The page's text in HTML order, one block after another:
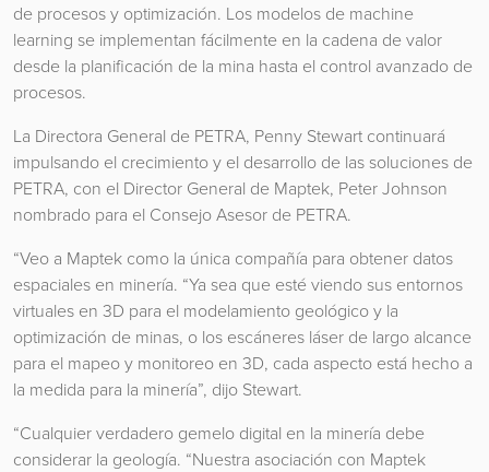
de procesos y optimización. Los modelos de machine
learning se implementan fácilmente en la cadena de valor
desde la planificación de la mina hasta el control avanzado de
procesos.
La Directora General de PETRA, Penny Stewart continuará
impulsando el crecimiento y el desarrollo de las soluciones de
PETRA, con el Director General de Maptek, Peter Johnson
nombrado para el Consejo Asesor de PETRA.
“Veo a Maptek como la única compañía para obtener datos
espaciales en minería. “Ya sea que esté viendo sus entornos
virtuales en 3D para el modelamiento geológico y la
optimización de minas, o los escáneres láser de largo alcance
para el mapeo y monitoreo en 3D, cada aspecto está hecho a
la medida para la minería”, dijo Stewart.
“Cualquier verdadero gemelo digital en la minería debe
considerar la geología. “Nuestra asociación con Maptek